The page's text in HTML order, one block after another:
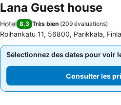
Lana Guest house
Hotel 8,3 Très bien (209 évaluations)
Roihankatu 11, 56800, Parikkala,
Sélectionnez des dates pour voir
Consulter les
Sélectionnez des dates pour voir
Consulter les